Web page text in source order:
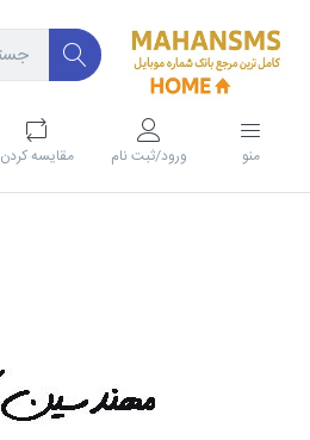
منو ورود/ثبت نام مقايسه كردن